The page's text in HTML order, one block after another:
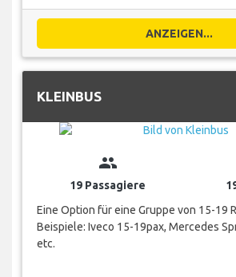
ANZEIGEN...
KLEINBUS
group
19 Passagiere
Eine Option für eine Gruppe von 15-19
Beispiele: Iveco 15-19pax, Mercedes
etc.